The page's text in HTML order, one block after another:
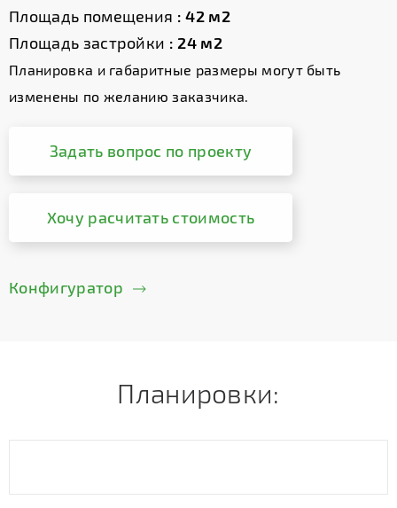
Площадь помещения : 42 м2
Площадь застройки : 24 м2
Планировка и габаритные размеры могут быть
изменены по желанию заказчика.
Задать вопрос по проекту
Хочу расчитать стоимость
Конфигуратор
Планировки: